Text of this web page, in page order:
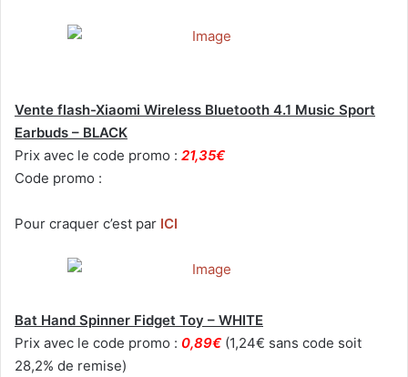
Vente flash-Xiaomi Wireless Bluetooth 4.1 Music Sport
Earbuds – BLACK
Prix avec le code promo : 21,35€
Code promo :
Pour craquer c’est par ICI
Bat Hand Spinner Fidget Toy – WHITE
Prix avec le code promo : 0,89€ (1,24€ sans code soit
28,2% de remise)